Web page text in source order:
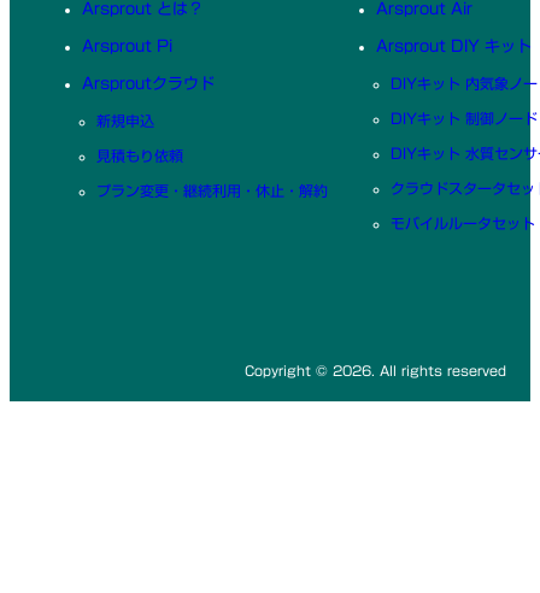
Arsprout とは？
Arsprout Pi
Arsproutクラウド
新規申込
見積もり依頼
プラン変更・継続利用・休止・解約
Arsprout Air
Arsprout DIY キット
DIYキット 内気象ノー
DIYキット 制御ノード
DIYキット 水質センサ
クラウドスタータセッ
モバイルルータセット
Copyright © 2026. All rights reserved